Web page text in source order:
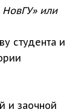
НовГУ» или
студента и
и заочной